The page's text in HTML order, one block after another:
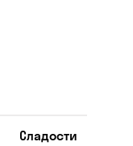
Сладости